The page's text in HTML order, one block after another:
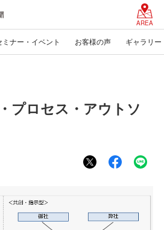
AREA
ミナー・イベント お客様の声 ギャラリー
プロセス・アウトソ